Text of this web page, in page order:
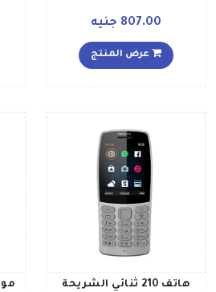
807.00 جنيه
عرض المنتج
هاتف 210 ثنائي الشريحة